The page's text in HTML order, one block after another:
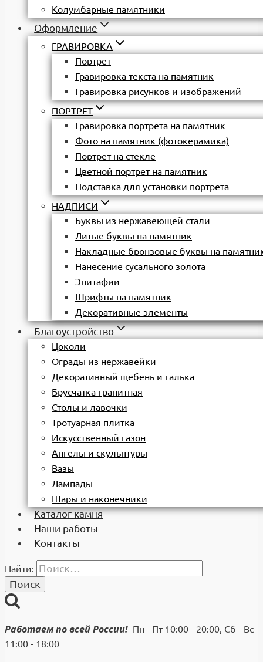
Колумбарные памятники
Оформление
ГРАВИРОВКА
Портрет
Гравировка текста на памятник
Гравировка рисунков и изображений
ПОРТРЕТ
Гравировка портрета на памятник
Фото на памятник (фотокерамика)
Портрет на стекле
Цветной портрет на памятник
Подставка для установки портрета
НАДПИСИ
Буквы из нержавеющей стали
Литые буквы на памятник
Накладные бронзовые буквы на
Нанесение сусального золота
Эпитафии
Шрифты на памятник
Декоративные элементы
Благоустройство
Цоколи
Ограды из нержавейки
Декоративный щебень и галька
Брусчатка гранитная
Столы и лавочки
Тротуарная плитка
Искусственный газон
Ангелы и скульптуры
Вазы
Лампады
Шары и наконечники
Каталог камня
Наши работы
Контакты
Найти:
Работаем по всей России! Пн - Пт 10:00 - 20:00, Сб - Вс
11:00 - 18:00